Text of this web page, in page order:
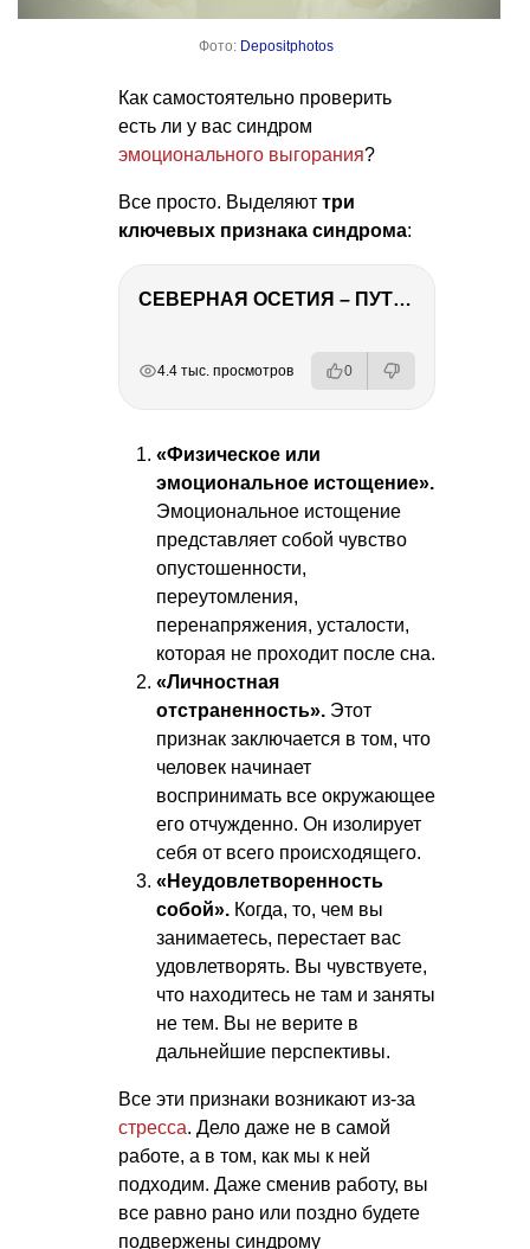
Фото: Depositphotos
Как самостоятельно проверить
есть ли у вас синдром
эмоционального выгорания?
Все просто. Выделяют три
ключевых признака синдрома:
СЕВЕРНАЯ ОСЕТИЯ – ПУТЕШЕСТВИЕ НА КАВКАЗ часть 4
4.4 тыс. просмотров 0
«Физическое или
эмоциональное истощение».
Эмоциональное истощение
представляет собой чувство
опустошенности,
переутомления,
перенапряжения, усталости,
которая не проходит после сна.
«Личностная
отстраненность». Этот
признак заключается в том, что
человек начинает
воспринимать все окружающее
его отчужденно. Он изолирует
себя от всего происходящего.
«Неудовлетворенность
собой». Когда, то, чем вы
занимаетесь, перестает вас
удовлетворять. Вы чувствуете,
что находитесь не там и заняты
не тем. Вы не верите в
дальнейшие перспективы.
Все эти признаки возникают из-за
стресса. Дело даже не в самой
работе, а в том, как мы к ней
подходим. Даже сменив работу, вы
все равно рано или поздно будете
подвержены синдрому